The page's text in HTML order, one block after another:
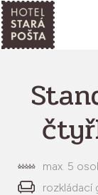
max. 5
rozkládací